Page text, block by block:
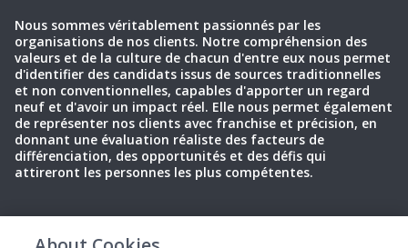
Nous sommes véritablement passionnés par les
organisations de nos clients. Notre compréhension des
valeurs et de la culture de chacun d'entre eux nous permet
d'identifier des candidats issus de sources traditionnelles
et non conventionnelles, capables d'apporter un regard
neuf et d'avoir un impact réel. Elle nous permet également
de représenter nos clients avec franchise et précision, en
donnant une évaluation réaliste des facteurs de
différenciation, des opportunités et des défis qui
attireront les personnes les plus compétentes.